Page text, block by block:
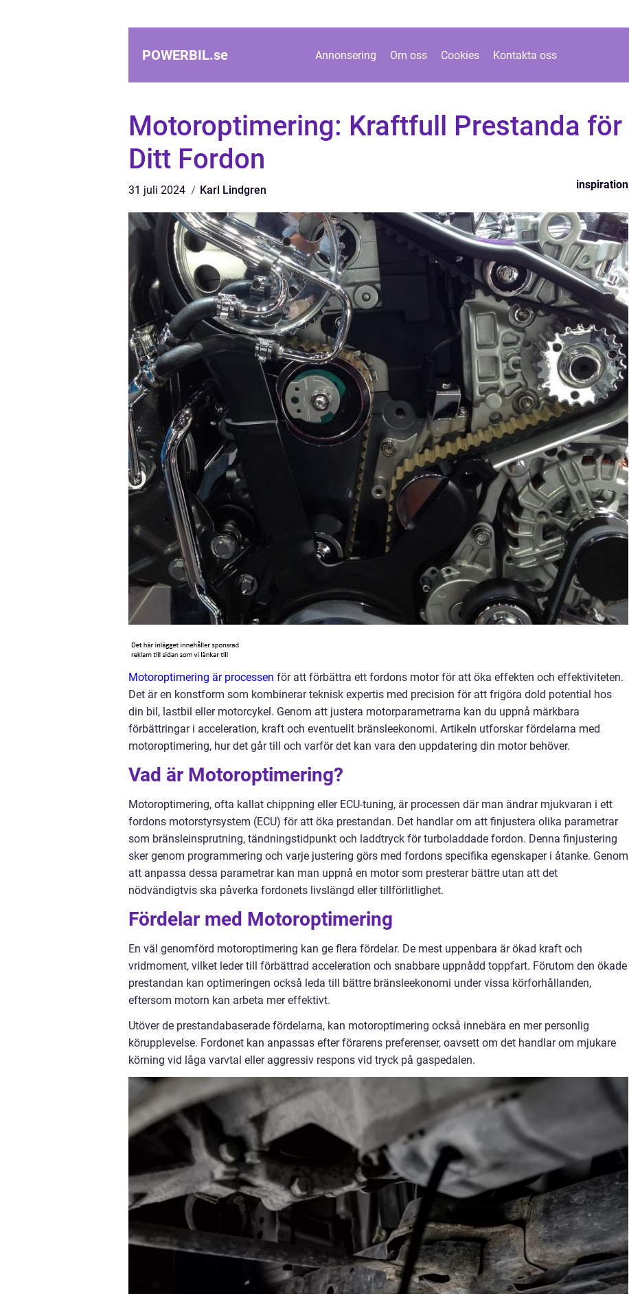
POWERBIL.se Annonsering Om oss Cookies Kontakta oss
Motoroptimering: Kraftfull Prestanda för
Ditt Fordon
31 juli 2024 Karl Lindgren inspiration
Motoroptimering är processen för att förbättra ett fordons motor för att öka effekten och effektiviteten.
Det är en konstform som kombinerar teknisk expertis med precision för att frigöra dold potential hos
din bil, lastbil eller motorcykel. Genom att justera motorparametrarna kan du uppnå märkbara
förbättringar i acceleration, kraft och eventuellt bränsleekonomi. Artikeln utforskar fördelarna med
motoroptimering, hur det går till och varför det kan vara den uppdatering din motor behöver.
Vad är Motoroptimering?
Motoroptimering, ofta kallat chippning eller ECU-tuning, är processen där man ändrar mjukvaran i ett
fordons motorstyrsystem (ECU) för att öka prestandan. Det handlar om att finjustera olika parametrar
som bränsleinsprutning, tändningstidpunkt och laddtryck för turboladdade fordon. Denna finjustering
sker genom programmering och varje justering görs med fordons specifika egenskaper i åtanke. Genom
att anpassa dessa parametrar kan man uppnå en motor som presterar bättre utan att det
nödvändigtvis ska påverka fordonets livslängd eller tillförlitlighet.
Fördelar med Motoroptimering
En väl genomförd motoroptimering kan ge flera fördelar. De mest uppenbara är ökad kraft och
vridmoment, vilket leder till förbättrad acceleration och snabbare uppnådd toppfart. Förutom den ökade
prestandan kan optimeringen också leda till bättre bränsleekonomi under vissa körforhållanden,
eftersom motorn kan arbeta mer effektivt.
Utöver de prestandabaserade fördelarna, kan motoroptimering också innebära en mer personlig
körupplevelse. Fordonet kan anpassas efter förarens preferenser, oavsett om det handlar om mjukare
körning vid låga varvtal eller aggressiv respons vid tryck på gaspedalen.